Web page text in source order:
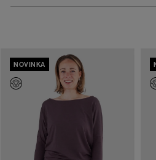
NOVINKA